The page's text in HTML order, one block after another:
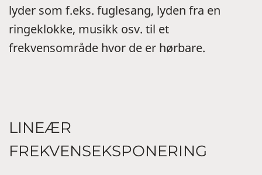
lyder som f.eks. fuglesang, lyden fra en
ringeklokke, musikk osv. til et
frekvensområde hvor de er hørbare.
LINEÆR
FREKVENSEKSPONERING